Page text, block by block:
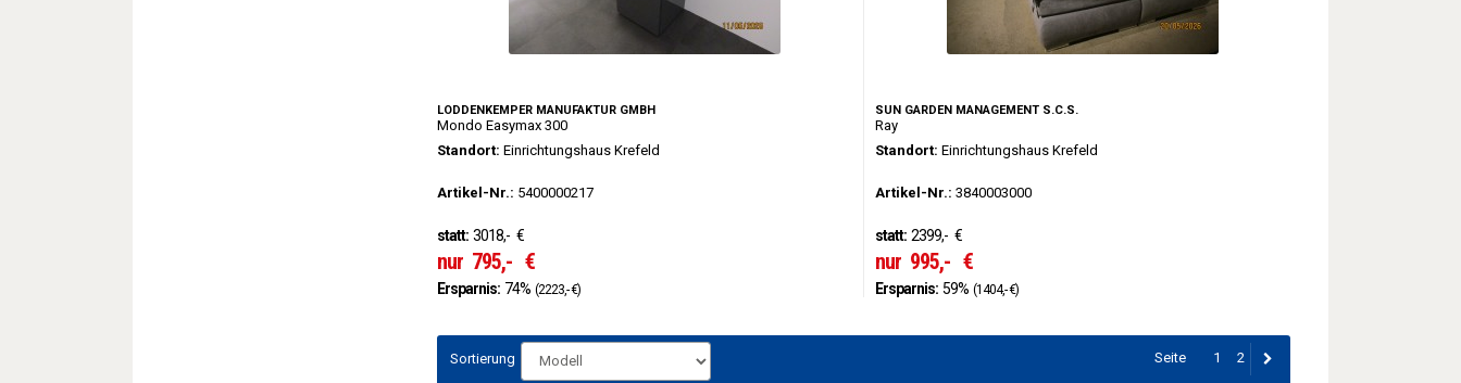
LODDENKEMPER MANUFAKTUR GMBH
Mondo Easymax 300
Standort: Einrichtungshaus Krefeld
Artikel-Nr.: 5400000217
statt: 3018,- €
nur 795,- €
Ersparnis: 74% (2223,- €)
SUN GARDEN MANAGEMENT S.C.S.
Ray
Standort: Einrichtungshaus Krefeld
Artikel-Nr.: 3840003000
statt: 2399,- €
nur 995,- €
Ersparnis: 59% (1404,- €)
Sortierung Seite 1 2